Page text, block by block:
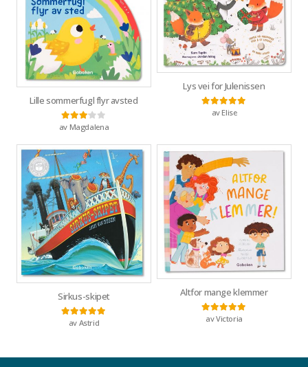
Lille sommerfugl flyr avsted
Vurdert3av 5
av Magdalena
Lys vei for Julenissen
Vurdert5
av Elise
Sirkus-skipet
Vurdert5
av Astrid
Altfor mange klemmer
Vurdert5av 5
av Victoria